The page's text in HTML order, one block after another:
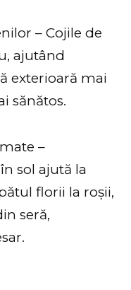
– Cojile de
ajutând
exterioară mai
sănătos.
–
sol ajută la
florii la roșii,
seră,